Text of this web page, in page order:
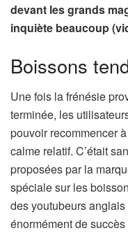
devant les grands
inquiète beaucoup
Boissons
Une fois la frénésie
terminée, les
pouvoir recommencer
calme relatif. C’était
proposées par la
spéciale sur les
des youtubeurs anglais
énormément de